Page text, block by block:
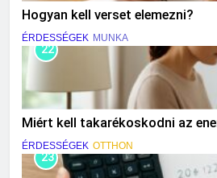
Hogyan kell verset elemezni?
ÉRDESSÉGEK MUNKA
22
Miért kell takarékoskodni az
ÉRDESSÉGEK OTTHON
23